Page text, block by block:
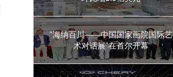
"海纳百川——中国国家画院国际艺
术对话展"在首尔开幕